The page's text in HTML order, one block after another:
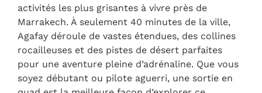
activités les plus grisantes à vivre près de
Marrakech. À seulement 40 minutes de la ville,
Agafay déroule de vastes étendues, des collines
rocailleuses et des pistes de désert parfaites
pour une aventure pleine d’adrénaline. Que vous
soyez débutant ou pilote aguerri, une sortie en